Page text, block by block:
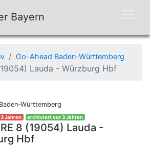
Bayern
Go-Ahead Baden-Württemberg
Lauda - Würzburg Hbf
Württemberg
Jahren archiviert vor 3 Jahren
8 (19054) Lauda -
Hbf